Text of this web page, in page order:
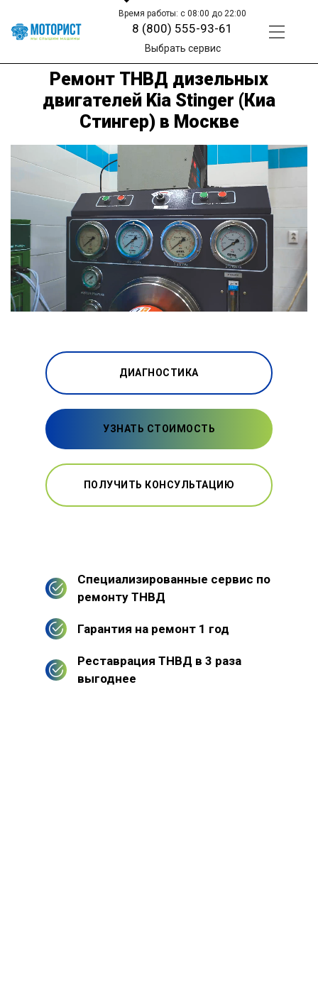
Время работы: с 08:00 до 22:00
8 (800) 555-93-61
Выбрать сервис
Ремонт ТНВД дизельных
двигателей Kia Stinger (Киа
Стингер) в Москве
ДИАГНОСТИКА
УЗНАТЬ СТОИМОСТЬ
ПОЛУЧИТЬ КОНСУЛЬТАЦИЮ
Специализированные сервис по
ремонту ТНВД
Гарантия на ремонт 1 год
Реставрация ТНВД в 3 раза
выгоднее